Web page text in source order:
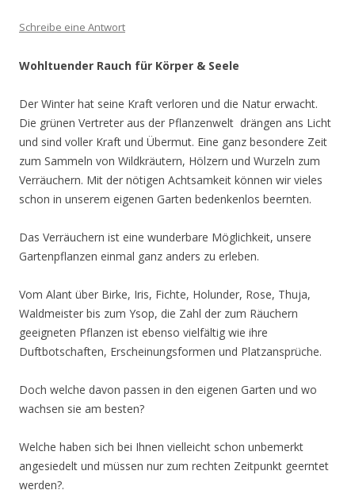
Schreibe eine Antwort
Wohltuender Rauch für Körper & Seele
Der Winter hat seine Kraft verloren und die Natur erwacht.
Die grünen Vertreter aus der Pflanzenwelt drängen ans Licht
und sind voller Kraft und Übermut. Eine ganz besondere Zeit
zum Sammeln von Wildkräutern, Hölzern und Wurzeln zum
Verräuchern. Mit der nötigen Achtsamkeit können wir vieles
schon in unserem eigenen Garten bedenkenlos beernten.
Das Verräuchern ist eine wunderbare Möglichkeit, unsere
Gartenpflanzen einmal ganz anders zu erleben.
Vom Alant über Birke, Iris, Fichte, Holunder, Rose, Thuja,
Waldmeister bis zum Ysop, die Zahl der zum Räuchern
geeigneten Pflanzen ist ebenso vielfältig wie ihre
Duftbotschaften, Erscheinungsformen und Platzansprüche.
Doch welche davon passen in den eigenen Garten und wo
wachsen sie am besten?
Welche haben sich bei Ihnen vielleicht schon unbemerkt
angesiedelt und müssen nur zum rechten Zeitpunkt geerntet
werden?.